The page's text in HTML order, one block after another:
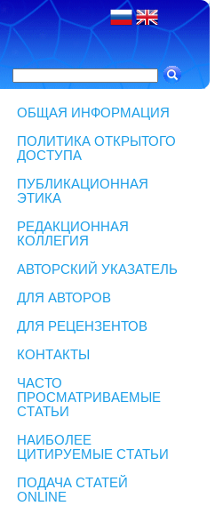
ОБЩАЯ ИНФОРМАЦИЯ
ПОЛИТИКА ОТКРЫТОГО
ДОСТУПА
ПУБЛИКАЦИОННАЯ
ЭТИКА
РЕДАКЦИОННАЯ
КОЛЛЕГИЯ
АВТОРСКИЙ УКАЗАТЕЛЬ
ДЛЯ АВТОРОВ
ДЛЯ РЕЦЕНЗЕНТОВ
КОНТАКТЫ
ЧАСТО
ПРОСМАТРИВАЕМЫЕ
СТАТЬИ
НАИБОЛЕЕ
ЦИТИРУЕМЫЕ СТАТЬИ
ПОДАЧА СТАТЕЙ
ONLINE